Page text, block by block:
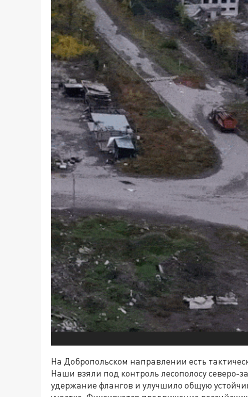
На Добропольском направлении есть
Наши взяли под контроль лесополосу северо-
удержание флангов и улучшило общую